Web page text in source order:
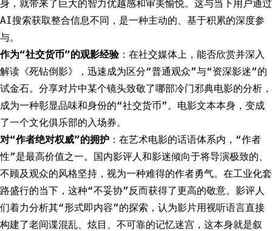
身，就带来了巨大的智力优越感和审美愉悦。这与当下用户通过
AI搜索获取整合信息不同，是一种主动的、基于积累的深度参
与。
作为“社交货币”的观影经验：在社交媒体上，能否欣赏并深入
解读《死钻倒影》，迅速成为区分“普通观众”与“资深影迷”的
试金石。分享对片中某个镜头致敬了哪部冷门邪典电影的分析，
成为一种彰显品味和身份的“社交货币”。电影文本本身，变成
了一个文化俱乐部的入场券。
对“作者绝对权威”的拥护 ：在艺术电影的话语体系内，“作者
性”是最高价值之一。国内影评人和影迷倾向于将导演极致的、
不顾及观众的风格坚持，视为一种难得的作者勇气。在工业化套
路盛行的当下，这种“不妥协”反而获得了更高的敬意。影评人
们着力分析其“形式即内容”的探索，认为影片用视听语言直接
构建了老间谍混乱、炫目、不可靠的记忆迷宫，这本身就是叙